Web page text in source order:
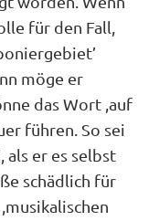
für den Fall,
möge er
das Wort ,auf
führen. So sei
als er es selbst
schädlich für